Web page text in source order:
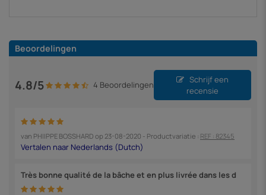
Beoordelingen
4.8/5 4 Beoordelingen
Schrijf een
recensie
van PHIIPPE BOSSHARD op 23-08-2020 - Productvariatie : REF : 82345
Très bonne qualité de la bâche et en plus livrée dans les d